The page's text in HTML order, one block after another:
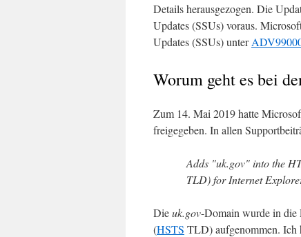
Details herausgezogen. Die
Updates (SSUs) voraus.
Updates (SSUs) unter
Worum geht es bei
Zum 14. Mai 2019 hatte
freigegeben. In allen
Adds "uk.gov" into the
TLD) for Internet
Dieuk.gov-Domain wurde in die
(HSTS TLD) aufgenommen. Ich